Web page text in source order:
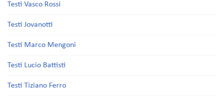
Testi Vasco Rossi
Testi Jovanotti
Testi Marco Mengoni
Testi Lucio Battisti
Testi Tiziano Ferro